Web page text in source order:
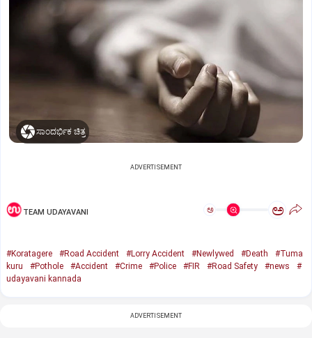
ಸಾಂದರ್ಭಿಕ ಚಿತ್ರ
ADVERTISEMENT
TEAM UDAYAVANI ಅ ಅ
#Koratagere #Road Accident #Lorry Accident #Newlywed #Death
#Tuma
kuru
#Pothole #Accident #Crime #Police #FIR #Road Safety #news
#
udayavani kannada
ADVERTISEMENT